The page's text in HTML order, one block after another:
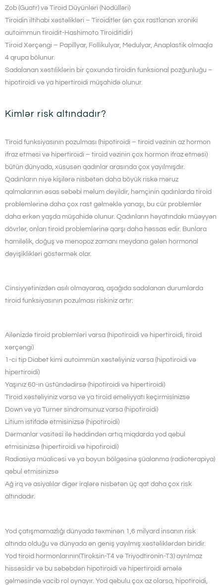
Zob (Guatr) və Tiroid Düyünləri (Nodülləri)
Tiroidin iltihabi xəstəlikləri – Tiroiditler (ən çox rastlanan xroniki
autoimmun tiroidit-Hashimoto Tiroiditidir)
Tiroid Xərçəngi – Papillyar, Follikulyar, Medulyar, Anaplastik olmaqla
4 qrupa bölunur.
Sadalanan xəstıliklərin bir çoxunda tiroidin funksional pozğunluğu –
hipotiroidi və ya hipertiroidi müşahidə olunur.
Kimlər risk altındadır?
Tiroid funksiyasının pozulması (hipotiroidi – tiroid vəzinin az hormon
ifraz etməsi və hipertiroidi – tiroid vəzinin çox hormon ifraz etməsi)
bütün dünyada, xüsusən qadınlar arasında çox yayılmışdır.
Qadınların niyə kişilərə nisbətən daha böyük riskə məruz
qalmalarının əsas səbəbi məlum deyildir, həmçinin qadınlarda tiroid
problemlərinə daha çox rast gəlməklə yanaşı, bu cür problemlər
daha erkən yaşda müşahidə olunur. Qadınların həyatındakı müəyyən
dövrlər, onları tiroid problemlərinə qarşı daha həssas edir. Bunlara
hamiləlik, doğuş və menopoz zamanı meydana gələn hormonal
dəyişiklikləri göstərmək olar.
Cinsiyyətinizdən asılı olmayaraq, aşağıda sadalanan durumlarda
tiroid funksiyasının pozulması riskiniz artır:
Ailənizdə tiroid problemləri varsa (hipotiroidi və hipertiroidi, tiroid
xərçəngi)
1-ci tip Diabet kimi autoimmün xəstəliyiniz varsa (hipotiroidi və
hipertiroidi)
Yaşınız 60-ın üstündədirsə (hipotiroidi və hipertiroidi)
Tiroid xəstəliyiniz varsa və ya tiroid əməliyyatı keçirmisinizsə
Down və ya Turner sindromunuz varsa (hipotiroidi)
Litium istifadə etmisinizsə (hipotiroidi)
Dərmanlar vasitəsi ilə həddindən artıq miqdarda yod qəbul
etmisinizsə (hipertiroidi və hipotiroidi)
Radiasiya müalicəsi və ya boyun bölgəsinə şüalanma (radioterapiya)
qəbul etmisinizsə
Ağ irq və asiyalılar digər irqlərə nisbətən üç qat daha çox risk
altındadır.
Yod çatışmamazlığı dünyada təxminən 1,6 milyard insanın risk
altında olduğu və dünyada ən geniş yayılmış xəstəliklərdən biridir.
Yod tiroid hormonlarının(Tiroksin-T4 və Triyodtironin-T3) ayrılmaz
hissəsidir və bu səbəbdən hipotiroidi və hipertiroidi əmələ
gəlməsində vacib rol oynayır. Yod qəbulu çox az olarsa, hipotiroidi,